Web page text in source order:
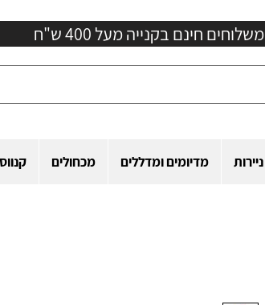
משלוחים חינם בקנייה מעל 400 ש"ח
ניירות מדיומים ומדללים מכחולים קנווס